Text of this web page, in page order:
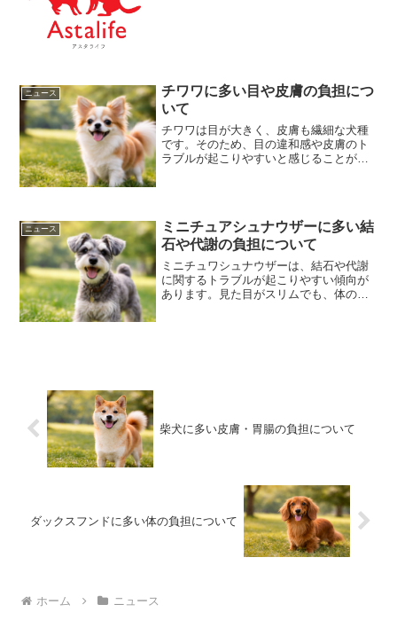
ニュース
チワワに多い目や皮膚の負担につ
いて
チワワは目が大きく、皮膚も繊細な犬種
です。そのため、目の違和感や皮膚のト
ラブルが起こりやすいと感じることがあ
ニュース
ミニチュアシュナウザーに多い結
石や代謝の負担について
ミニチュワシュナウザーは、結石や代謝
に関するトラブルが起こりやすい傾向が
あります。見た目がスリムでも、体の内
柴犬に多い皮膚・胃腸の負担について
ダックスフンドに多い体の負担について
ホーム ニュース